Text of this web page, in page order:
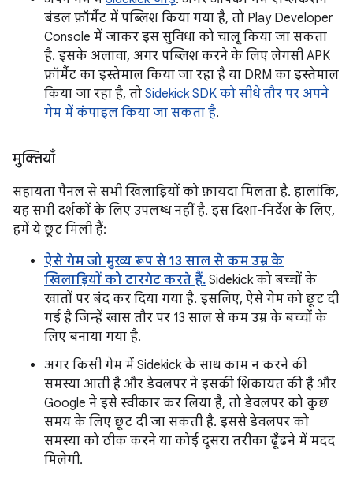
बंडल फ़ॉर्मैट में पब्लिश किया गया है, तो Play Developer
Console में जाकर इस सुविधा को चालू किया जा सकता
है. इसके अलावा, अगर पब्लिश करने के लिए लेगसी APK
फ़ॉर्मैट का इस्तेमाल किया जा रहा है या DRM का इस्तेमाल
किया जा रहा है, तो Sidekick SDK को सीधे तौर पर अपने
गेम में कंपाइल किया जा सकता है.
मुक्तियाँ
सहायता पैनल से सभी खिलाड़ियों को फ़ायदा मिलता है. हालांकि,
यह सभी दर्शकों के लिए उपलब्ध नहीं है. इस दिशा-निर्देश के लिए,
हमें ये छूट मिली हैं:
ऐसे गेम जो मुख्य रूप से 13 साल से कम उम्र के
खिलाड़ियों को टारगेट करते हैं. Sidekick को बच्चों के
खातों पर बंद कर दिया गया है. इसलिए, ऐसे गेम को छूट दी
गई है जिन्हें खास तौर पर 13 साल से कम उम्र के बच्चों के
लिए बनाया गया है.
अगर किसी गेम में Sidekick के साथ काम न करने की
समस्या आती है और डेवलपर ने इसकी शिकायत की है और
Google ने इसे स्वीकार कर लिया है, तो डेवलपर को कुछ
समय के लिए छूट दी जा सकती है. इससे डेवलपर को
समस्या को ठीक करने या कोई दूसरा तरीका ढूँढने में मदद
मिलेगी.